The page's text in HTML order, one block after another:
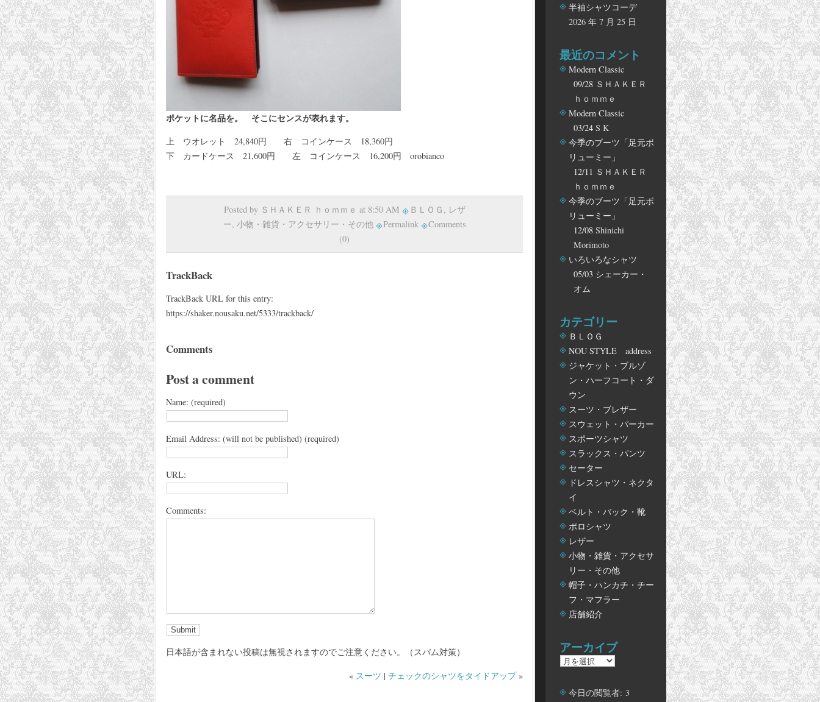
ポケットに名品を。 そこにセンスが表れます。
上 ウオレット 24,840円 右 コインケース 18,360円
下 カードケース 21,600円 左 コインケース 16,200円 orobianco
Posted by ＳＨＡＫＥＲ ｈｏｍｍｅ at 8:50 AM ＢＬＯＧ , レザ
ー, 小物・雑貨・アクセサリー・その他 Permalink
Comments
(0)
TrackBack
TrackBack URL for this entry:
https://shaker.nousaku.net/5333/trackback/
Comments
Post a comment
Name: (required)
Email Address: (will not be published) (required)
URL:
Comments:
日本語が含まれない投稿は無視されますのでご注意ください。（スパム対策）
« スーツ | チェックのシャツをタイドアップ»
半袖シャツコーデ
2026 年 7 月 25 日
最近のコメント
Modern Classic
09/28 ＳＨＡＫＥＲ
ｈｏｍｍｅ
Modern Classic
03/24 S K
今季のブーツ「足元ボ
リューミー」
12/11 ＳＨＡＫＥＲ
ｈｏｍｍｅ
今季のブーツ「足元ボ
リューミー」
12/08 Shinichi
Morimoto
いろいろなシャツ
05/03 シェーカー・
オム
カテゴリー
ＢＬＯＧ
NOU STYLE address
ジャケット・ブルゾ
ン・ハーフコート・ダ
ウン
スーツ・ブレザー
スウェット・パーカー
スポーツシャツ
スラックス・パンツ
セーター
ドレスシャツ・ネクタ
イ
ベルト・バック・靴
ポロシャツ
レザー
小物・雑貨・アクセサ
リー・その他
帽子・ハンカチ・チー
フ・マフラー
店舗紹介
アーカイブ
ア
カ 今日の閲覧者: 3